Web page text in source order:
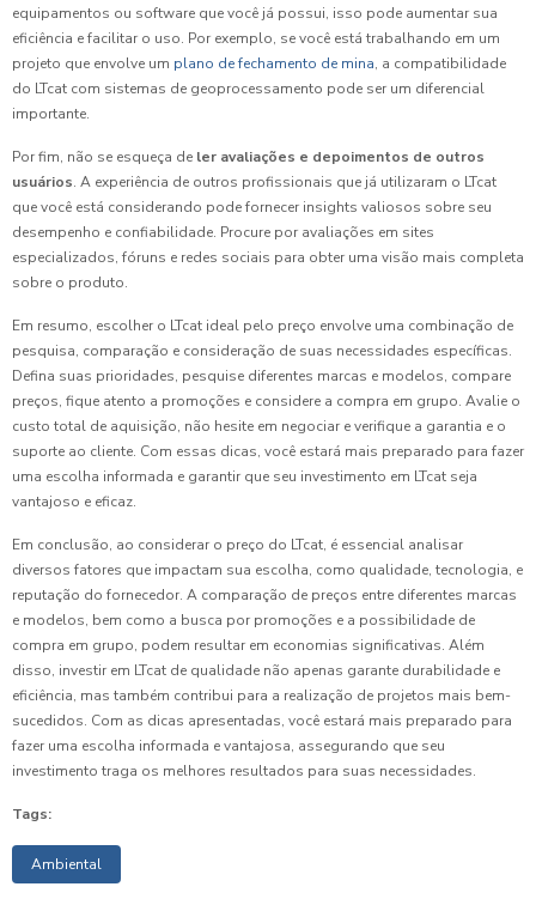
equipamentos ou software que você já possui, isso pode aumentar sua
eficiência e facilitar o uso. Por exemplo, se você está trabalhando em um
projeto que envolve um plano de fechamento de mina, a compatibilidade
do LTcat com sistemas de geoprocessamento pode ser um diferencial
importante.
Por fim, não se esqueça de ler avaliações e depoimentos de outros
usuários. A experiência de outros profissionais que já utilizaram o LTcat
que você está considerando pode fornecer insights valiosos sobre seu
desempenho e confiabilidade. Procure por avaliações em sites
especializados, fóruns e redes sociais para obter uma visão mais completa
sobre o produto.
Em resumo, escolher o LTcat ideal pelo preço envolve uma combinação de
pesquisa, comparação e consideração de suas necessidades específicas.
Defina suas prioridades, pesquise diferentes marcas e modelos, compare
preços, fique atento a promoções e considere a compra em grupo. Avalie o
custo total de aquisição, não hesite em negociar e verifique a garantia e o
suporte ao cliente. Com essas dicas, você estará mais preparado para fazer
uma escolha informada e garantir que seu investimento em LTcat seja
vantajoso e eficaz.
Em conclusão, ao considerar o preço do LTcat, é essencial analisar
diversos fatores que impactam sua escolha, como qualidade, tecnologia, e
reputação do fornecedor. A comparação de preços entre diferentes marcas
e modelos, bem como a busca por promoções e a possibilidade de
compra em grupo, podem resultar em economias significativas. Além
disso, investir em LTcat de qualidade não apenas garante durabilidade e
eficiência, mas também contribui para a realização de projetos mais bem-
sucedidos. Com as dicas apresentadas, você estará mais preparado para
fazer uma escolha informada e vantajosa, assegurando que seu
investimento traga os melhores resultados para suas necessidades.
Tags:
Ambiental